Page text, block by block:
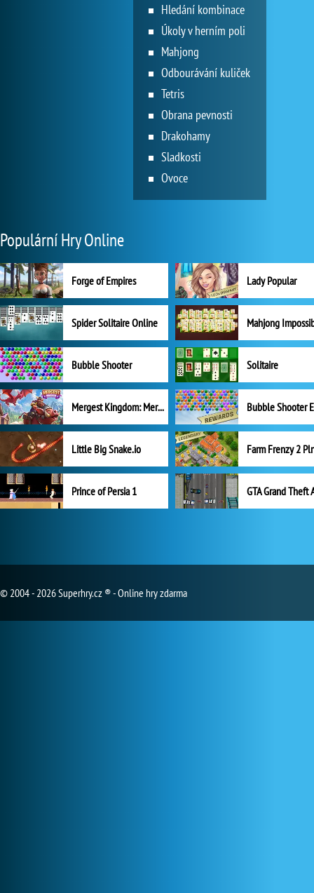
Hledání kombinace
Úkoly v herním poli
Mahjong
Odbourávání kuliček
Tetris
Obrana pevnosti
Drakohamy
Sladkosti
Ovoce
Populární Hry Online
Forge of Empires Lady Popular
Spider Solitaire Online Mahjong
Bubble Shooter Solitaire
Mergest Kingdom: Merge Puzzle
Little Big Snake.io
Prince of Persia 1 GTA Grand Theft
© 2004 - 2026 Superhry.cz ® - Online hry zdarma